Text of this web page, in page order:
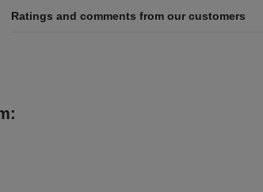
Ratings and comments from our customers